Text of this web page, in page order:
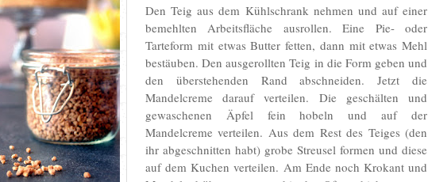
Den Teig aus dem Kühlschrank nehmen und auf einer
bemehlten Arbeitsfläche ausrollen. Eine Pie- oder
Tarteform mit etwas Butter fetten, dann mit etwas Mehl
bestäuben. Den ausgerollten Teig in die Form geben und
den überstehenden Rand abschneiden. Jetzt die
Mandelcreme darauf verteilen. Die geschälten und
gewaschenen Äpfel fein hobeln und auf der
Mandelcreme verteilen. Aus dem Rest des Teiges (den
ihr abgeschnitten habt) grobe Streusel formen und diese
auf dem Kuchen verteilen. Am Ende noch Krokant und